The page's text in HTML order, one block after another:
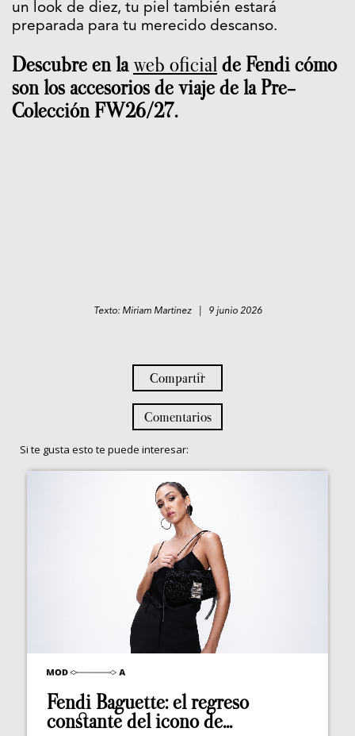
un look de diez, tu piel también estará
preparada para tu merecido descanso.
Descubre en laweb oficial de Fendi cómo
son los accesorios de viaje de la Pre-
Colección FW26/27.
Texto: Miriam Martinez | 9 junio 2026
Compartir
Comentarios
Si te gusta esto te puede interesar:
Fendi Baguette: el regreso
constante del icono de...